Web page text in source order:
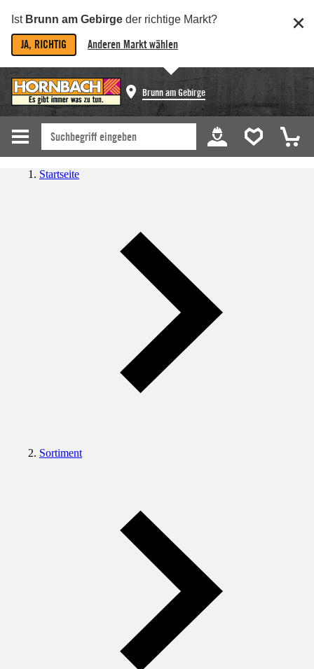
Ist Brunn am Gebirge der richtige Markt?
JA, RICHTIG Anderen Markt wählen
Brunn am Gebirge
Startseite
Sortiment